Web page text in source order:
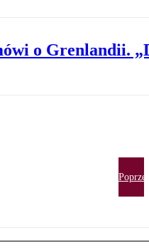
o Grenlandii.